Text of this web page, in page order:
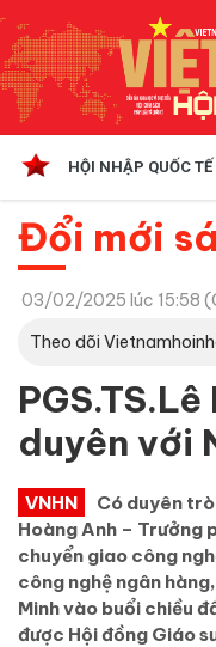
HỘI NHẬP QUỐC TẾ
Đổi mới
03/02/2025 lúc 15:58
Theo dõi
duyên với
VNHN
Có duyên
Hoàng Anh – Trưởng
chuyển giao công
công nghệ ngân
Minh vào buổi chiều
được Hội đồng Giáo